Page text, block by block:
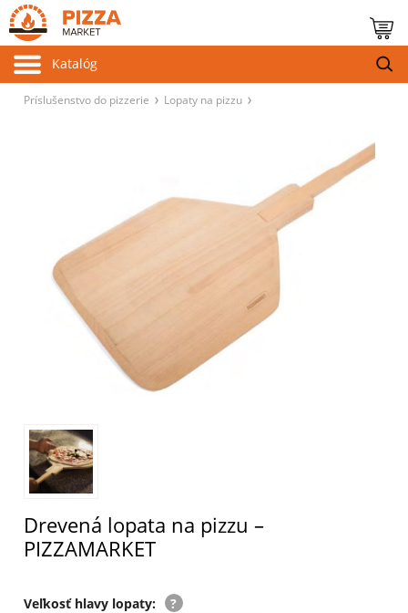
Katalóg
Príslušenstvo do pizzerie Lopaty na pizzu
Drevená lopata na pizzu –
PIZZAMARKET
Veľkosť hlavy lopaty: